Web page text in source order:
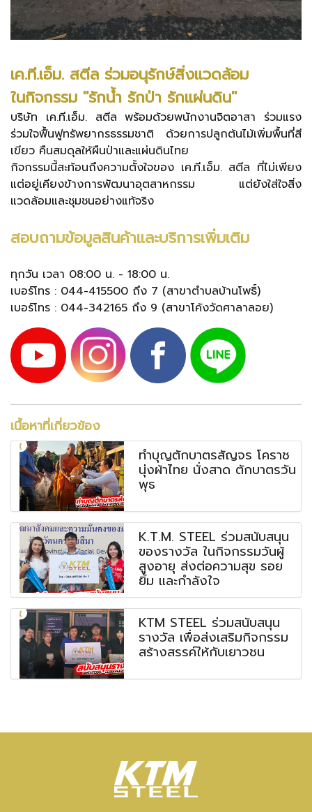
เค.ที.เอ็ม. สตีล ร่วมอนุรักษ์สิ่งแวดล้อม
ในกิจกรรม "รักน้ำ รักป่า รักแผ่นดิน"
บริษัท เค.ที.เอ็ม. สตีล พร้อมด้วยพนักงานจิตอาสา ร่วมแรง
ร่วมใจฟื้นฟูทรัพยากรธรรมชาติ ด้วยการปลูกต้นไม้เพิ่มพื้นที่สี
เขียว คืนสมดุลให้ผืนป่าและแผ่นดินไทย
กิจกรรมนี้สะท้อนถึงความตั้งใจของ เค.ที.เอ็ม. สตีล ที่ไม่เพียง
แต่อยู่เคียงข้างการพัฒนาอุตสาหกรรม แต่ยังใส่ใจสิ่ง
แวดล้อมและชุมชนอย่างแท้จริง
สอบถามข้อมูลสินค้าและบริการเพิ่มเติม
ทุกวัน เวลา 08:00 น. - 18:00 น.
เบอร์โทร : 044-415500 ถึง 7 (สาขาตำบลบ้านโพธิ์)
เบอร์โทร : 044-342165 ถึง 9 (สาขาโค้งวัดศาลาลอย)
เนื้อหาที่เกี่ยวข้อง
ทำบุญตักบาตรสัญจร โคราช
นุ่งผ้าไทย นั่งสาด ตักบาตรวัน
พุธ
K.T.M. STEEL ร่วมสนับสนุน
ของรางวัล ในกิจกรรมวันผู้
สูงอายุ ส่งต่อความสุข รอย
ยิ้ม และกำลังใจ
KTM STEEL ร่วมสนับสนุน
รางวัล เพื่อส่งเสริมกิจกรรม
สร้างสรรค์ให้กับเยาวชน